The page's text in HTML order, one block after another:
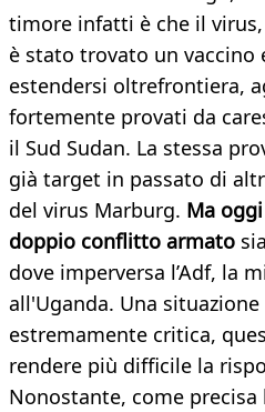
timore infatti è che il
è stato trovato un vaccino
estendersi oltrefrontiera,
fortemente provati da
il Sud Sudan. La stessa
già target in passato di
del virus Marburg. Ma
doppio conflitto armato
dove imperversa l’Adf, la
all'Uganda. Una situazione
estremamente critica,
rendere più difficile la
Nonostante, come precisa